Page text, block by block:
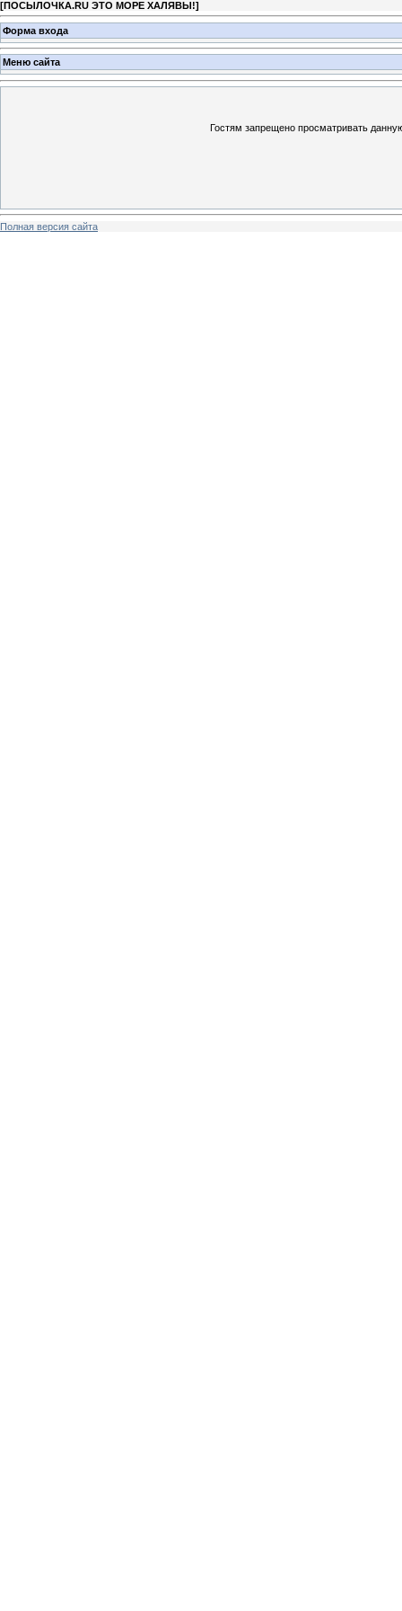
[ПОСЫЛОЧКА.RU ЭТО МОРЕ ХАЛЯВЫ!]
Форма входа
Меню сайта
Гостям запрещено просматривать
Полная версия сайта